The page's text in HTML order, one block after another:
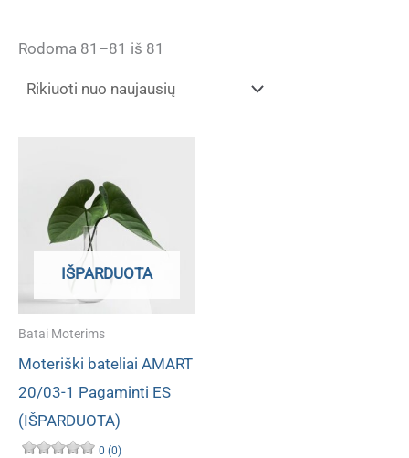
Rodoma 81–81 iš 81
naujausią
IŠPARDUOTA
Batai Moterims
Moteriški bateliai AMART
20/03-1 Pagaminti ES
(IŠPARDUOTA)
0 (0)